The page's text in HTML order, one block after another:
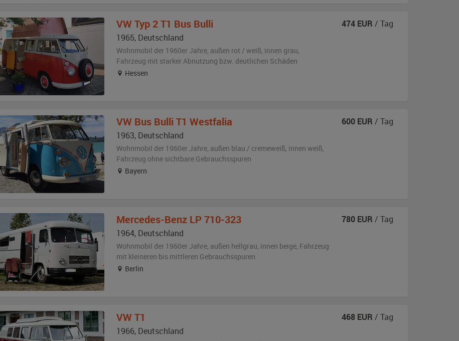
VW Typ 2 T1 Bus Bulli
1965, Deutschland
Wohnmobil der 1960er Jahre, außen rot / weiß, innen grau,
Fahrzeug mit starker Abnutzung bzw. deutlichen Schäden
Hessen
474 EUR / Tag
VW Bus Bulli T1 Westfalia
1963, Deutschland
Wohnmobil der 1960er Jahre, außen blau / cremeweiß, innen weiß,
Fahrzeug ohne sichtbare Gebrauchsspuren
Bayern
600 EUR / Tag
Mercedes-Benz LP 710-323
1964, Deutschland
Wohnmobil der 1960er Jahre, außen hellgrau, innen beige, Fahrzeug
mit kleineren bis mittleren Gebrauchsspuren
Berlin
780 EUR / Tag
VW T1
1966, Deutschland
468 EUR / Tag